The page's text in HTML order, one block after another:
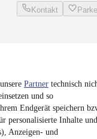
Partner technisch
und so
Endgerät speichern
personalisierte Inhalte und
Anzeigen- und
Kontakt
App installieren